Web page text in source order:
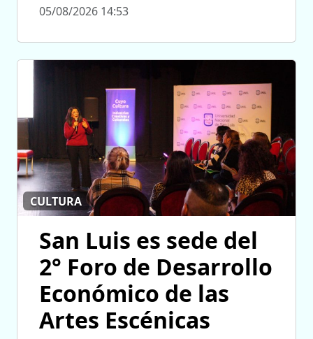
05/08/2026 14:53
CULTURA
San Luis es sede del
2° Foro de Desarrollo
Económico de las
Artes Escénicas